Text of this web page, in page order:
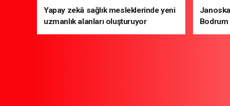
Yapay zekâ sağlık mesleklerinde yeni
uzmanlık alanları oluşturuyor
Bodrum